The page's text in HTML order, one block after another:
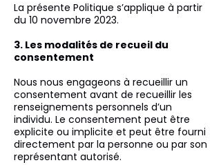
La présente Politique s’applique à partir
du 10 novembre 2023.
3. Les modalités de recueil du
consentement
Nous nous engageons à recueillir un
consentement avant de recueillir les
renseignements personnels d’un
individu. Le consentement peut être
explicite ou implicite et peut être fourni
directement par la personne ou par son
représentant autorisé.